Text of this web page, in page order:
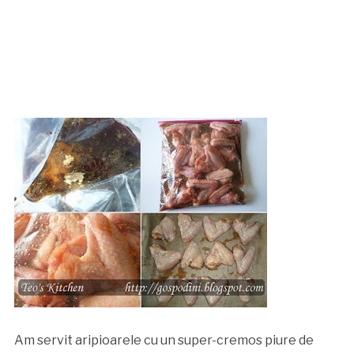
Am servit aripioarele cu un super-cremos piure de